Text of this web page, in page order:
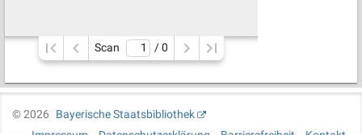
Scan / 0
©2026
Bayerische Staatsbibliothek